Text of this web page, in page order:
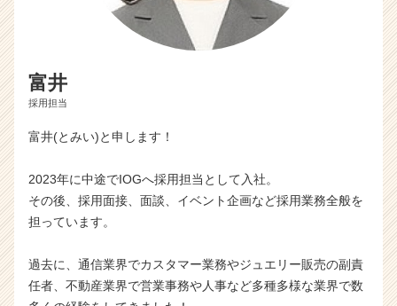
富井
採用担当
富井(とみい)と申します！
2023年に中途でIOGへ採用担当として入社。
その後、採用面接、面談、イベント企画など採用業務全般を
担っています。
過去に、通信業界でカスタマー業務やジュエリー販売の副責
任者、不動産業界で営業事務や人事など多種多様な業界で数